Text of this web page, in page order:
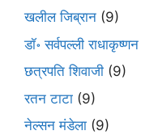
खलील जिब्रान (9)
डॉ॰ सर्वपल्ली राधाकृष्णन
छत्रपति शिवाजी (9)
रतन टाटा (9)
नेल्सन मंडेला (9)